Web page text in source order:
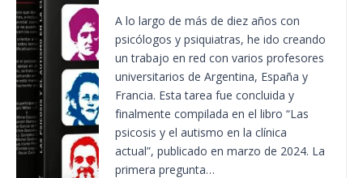
A lo largo de más de diez años con
psicólogos y psiquiatras, he ido creando
un trabajo en red con varios profesores
universitarios de Argentina, España y
Francia. Esta tarea fue concluida y
finalmente compilada en el libro “Las
psicosis y el autismo en la clínica
actual”, publicado en marzo de 2024. La
primera pregunta…